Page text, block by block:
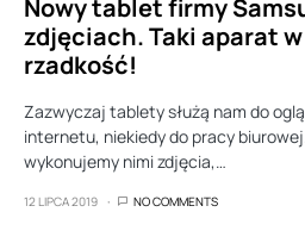
Nowy tablet firmy
zdjęciach. Taki aparat
rzadkość!
Zazwyczaj tablety służą nam do
internetu, niekiedy do pracy
wykonujemy nimi zdjęcia,…
12 LIPCA 2019 NO COMMENTS